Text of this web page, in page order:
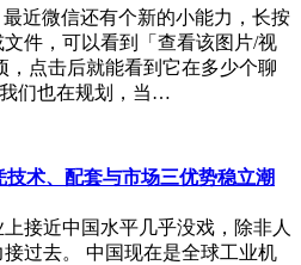
近微信还有个新的小能力，长按
件，可以看到「查看该图片/视
，点击后就能看到它在多少个聊
们也在规划，当…
术、配套与市场三优势稳立潮
接近中国水平几乎没戏，除非人
过去。 中国现在是全球工业机